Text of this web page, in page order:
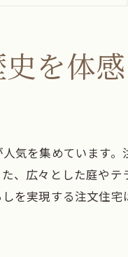
宅プラン
スタイル
的な住環境
宅設計
かな時間
デザイン
を体
気を集めています
、広々とした庭や
を実現する注文住